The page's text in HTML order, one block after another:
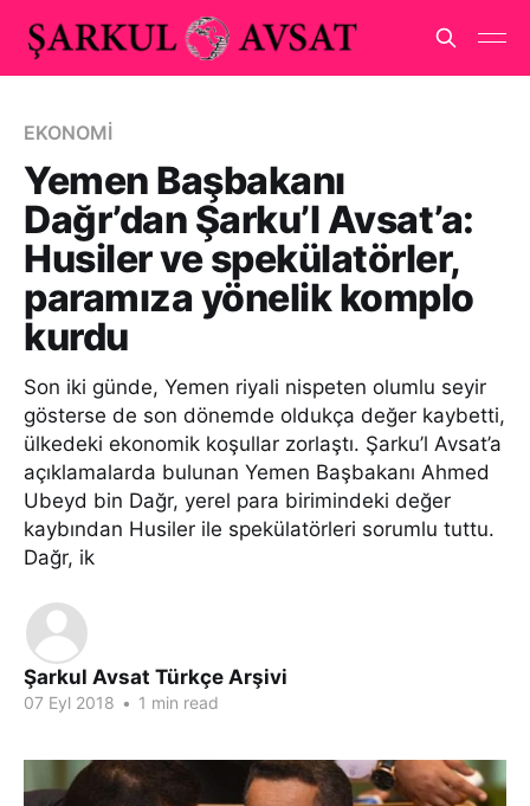
EKONOMİ
Yemen Başbakanı
Dağr’dan Şarku’l Avsat’a:
Husiler ve spekülatörler,
paramıza yönelik komplo
kurdu
Son iki günde, Yemen riyali nispeten olumlu seyir
gösterse de son dönemde oldukça değer kaybetti,
ülkedeki ekonomik koşullar zorlaştı. Şarku’l Avsat’a
açıklamalarda bulunan Yemen Başbakanı Ahmed
Ubeyd bin Dağr, yerel para birimindeki değer
kaybından Husiler ile spekülatörleri sorumlu tuttu.
Dağr, ik
Şarkul Avsat Türkçe Arşivi
07 Eyl 2018 • 1 min read